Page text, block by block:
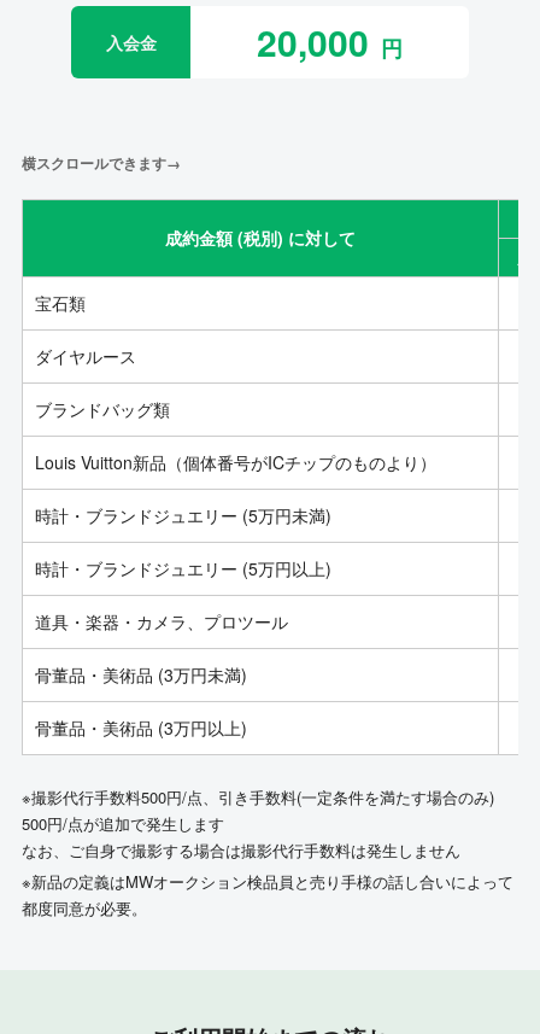
入会金 20,000
横スクロールできます→
成約金額 (税別) に対して
宝石類
ダイヤルース
ブランドバッグ類
Louis Vuitton新品（個体番号がICチップのものより）
時計・ブランドジュエリー (5万円未満)
時計・ブランドジュエリー (5万円以上)
道具・楽器・カメラ、プロツール
骨董品・美術品 (3万円未満)
骨董品・美術品 (3万円以上)
※撮影代行手数料500円/点、引き手数料(一定条件を満たす場合のみ)
500円/点が追加で発生します
なお、ご自身で撮影する場合は撮影代行手数料は発生しません
※新品の定義はMWオークション検品員と売り手様の話し合いによって
都度同意が必要。